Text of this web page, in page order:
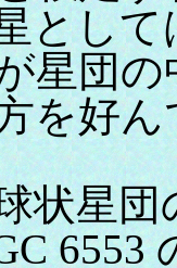
とし
星団
を好ん
星団
6553